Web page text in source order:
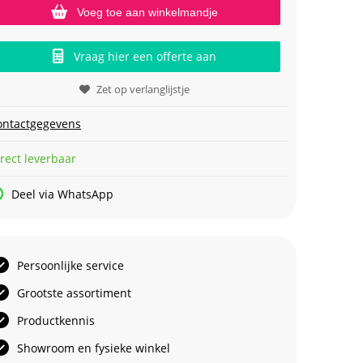
Voeg toe aan winkelmandje
Vraag hier een offerte aan
Zet op verlanglijstje
leverbaar
Deel via WhatsApp
Persoonlijke service
Grootste assortiment
Productkennis
Showroom en fysieke winkel